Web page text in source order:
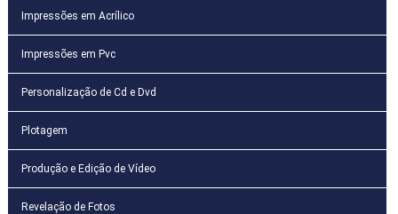
Impressões em Acrílico
Impressões em Pvc
Personalização de Cd e Dvd
Plotagem
Produção e Edição de Vídeo
Revelação de Fotos